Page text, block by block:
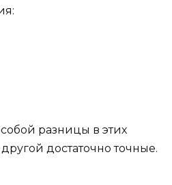
разницы в этих
достаточно точные.